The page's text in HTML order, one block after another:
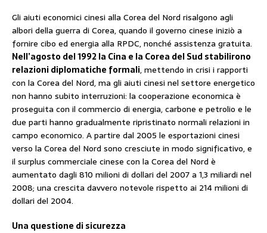
Gli aiuti economici cinesi alla Corea del Nord risalgono agli
albori della guerra di Corea, quando il governo cinese iniziò a
fornire cibo ed energia alla RPDC, nonché assistenza gratuita.
Nell’agosto del 1992 la Cina e la Corea del Sud stabilirono
relazioni diplomatiche formali, mettendo in crisi i rapporti
con la Corea del Nord, ma gli aiuti cinesi nel settore energetico
non hanno subito interruzioni: la cooperazione economica è
proseguita con il commercio di energia, carbone e petrolio e le
due parti hanno gradualmente ripristinato normali relazioni in
campo economico. A partire dal 2005 le esportazioni cinesi
verso la Corea del Nord sono cresciute in modo significativo, e
il surplus commerciale cinese con la Corea del Nord è
aumentato dagli 810 milioni di dollari del 2007 a 1,3 miliardi nel
2008; una crescita davvero notevole rispetto ai 214 milioni di
dollari del 2004.
Una questione di sicurezza